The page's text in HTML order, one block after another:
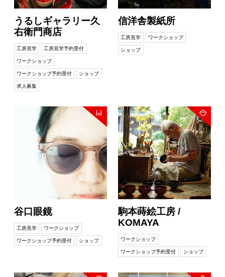
うるしギャラリー久
右衛門商店
工房見学 工房見学予約受付
ワークショップ
ワークショップ予約受付 ショップ
求人募集
信洋舎製紙所
工房見学 ワークショップ
ショップ
谷口眼鏡
工房見学 ワークショップ
ワークショップ予約受付 ショップ
駒本蒔絵工房 /
KOMAYA
ワークショップ
ワークショップ予約受付 ショップ